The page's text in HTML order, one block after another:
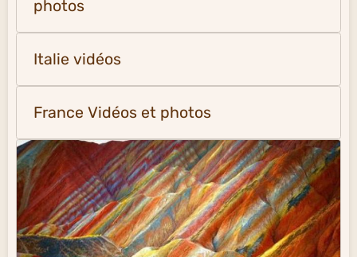
photos
Italie vidéos
France Vidéos et photos